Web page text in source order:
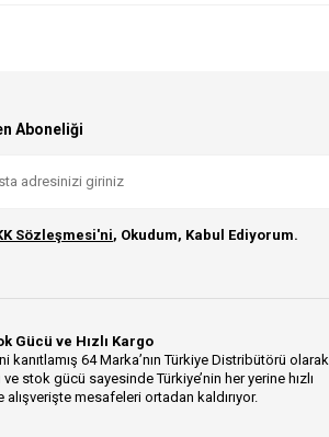
Aboneliği
Sözleşmesi'ni, Okudum, Kabul Ediyorum.
Gücü ve Hızlı Kargo
kanıtlamış 64 Marka’nın Türkiye Distribütörü olarak
stok gücü sayesinde Türkiye’nin her yerine hızlı
mesafeleri ortadan kaldırıyor.